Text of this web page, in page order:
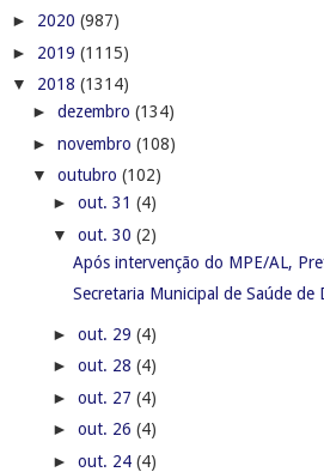
► 2020 (987)
► 2019 (1115)
▼ 2018 (1314)
► dezembro (134)
► novembro (108)
▼ outubro (102)
► out. 31 (4)
▼ out. 30 (2)
Após intervenção do MPE/AL,
Secretaria Municipal de Saúde de
► out. 29 (4)
► out. 28 (4)
► out. 27 (4)
► out. 26 (4)
► out. 24 (4)